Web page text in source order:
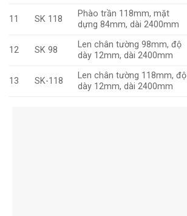
11 SK 118
Phào trần 118mm, mặt
dựng 84mm, dài 2400mm
12 SK 98
Len chân tường 98mm, độ
dày 12mm, dài 2400mm
13 SK-118
Len chân tường 118mm, độ
dày 12mm, dài 2400mm